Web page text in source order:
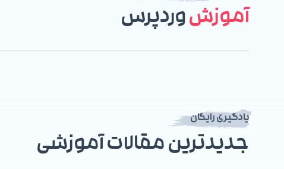
آموزشوردپرس
یادگیری رایگان
جدیدترین مقالات آموزشی